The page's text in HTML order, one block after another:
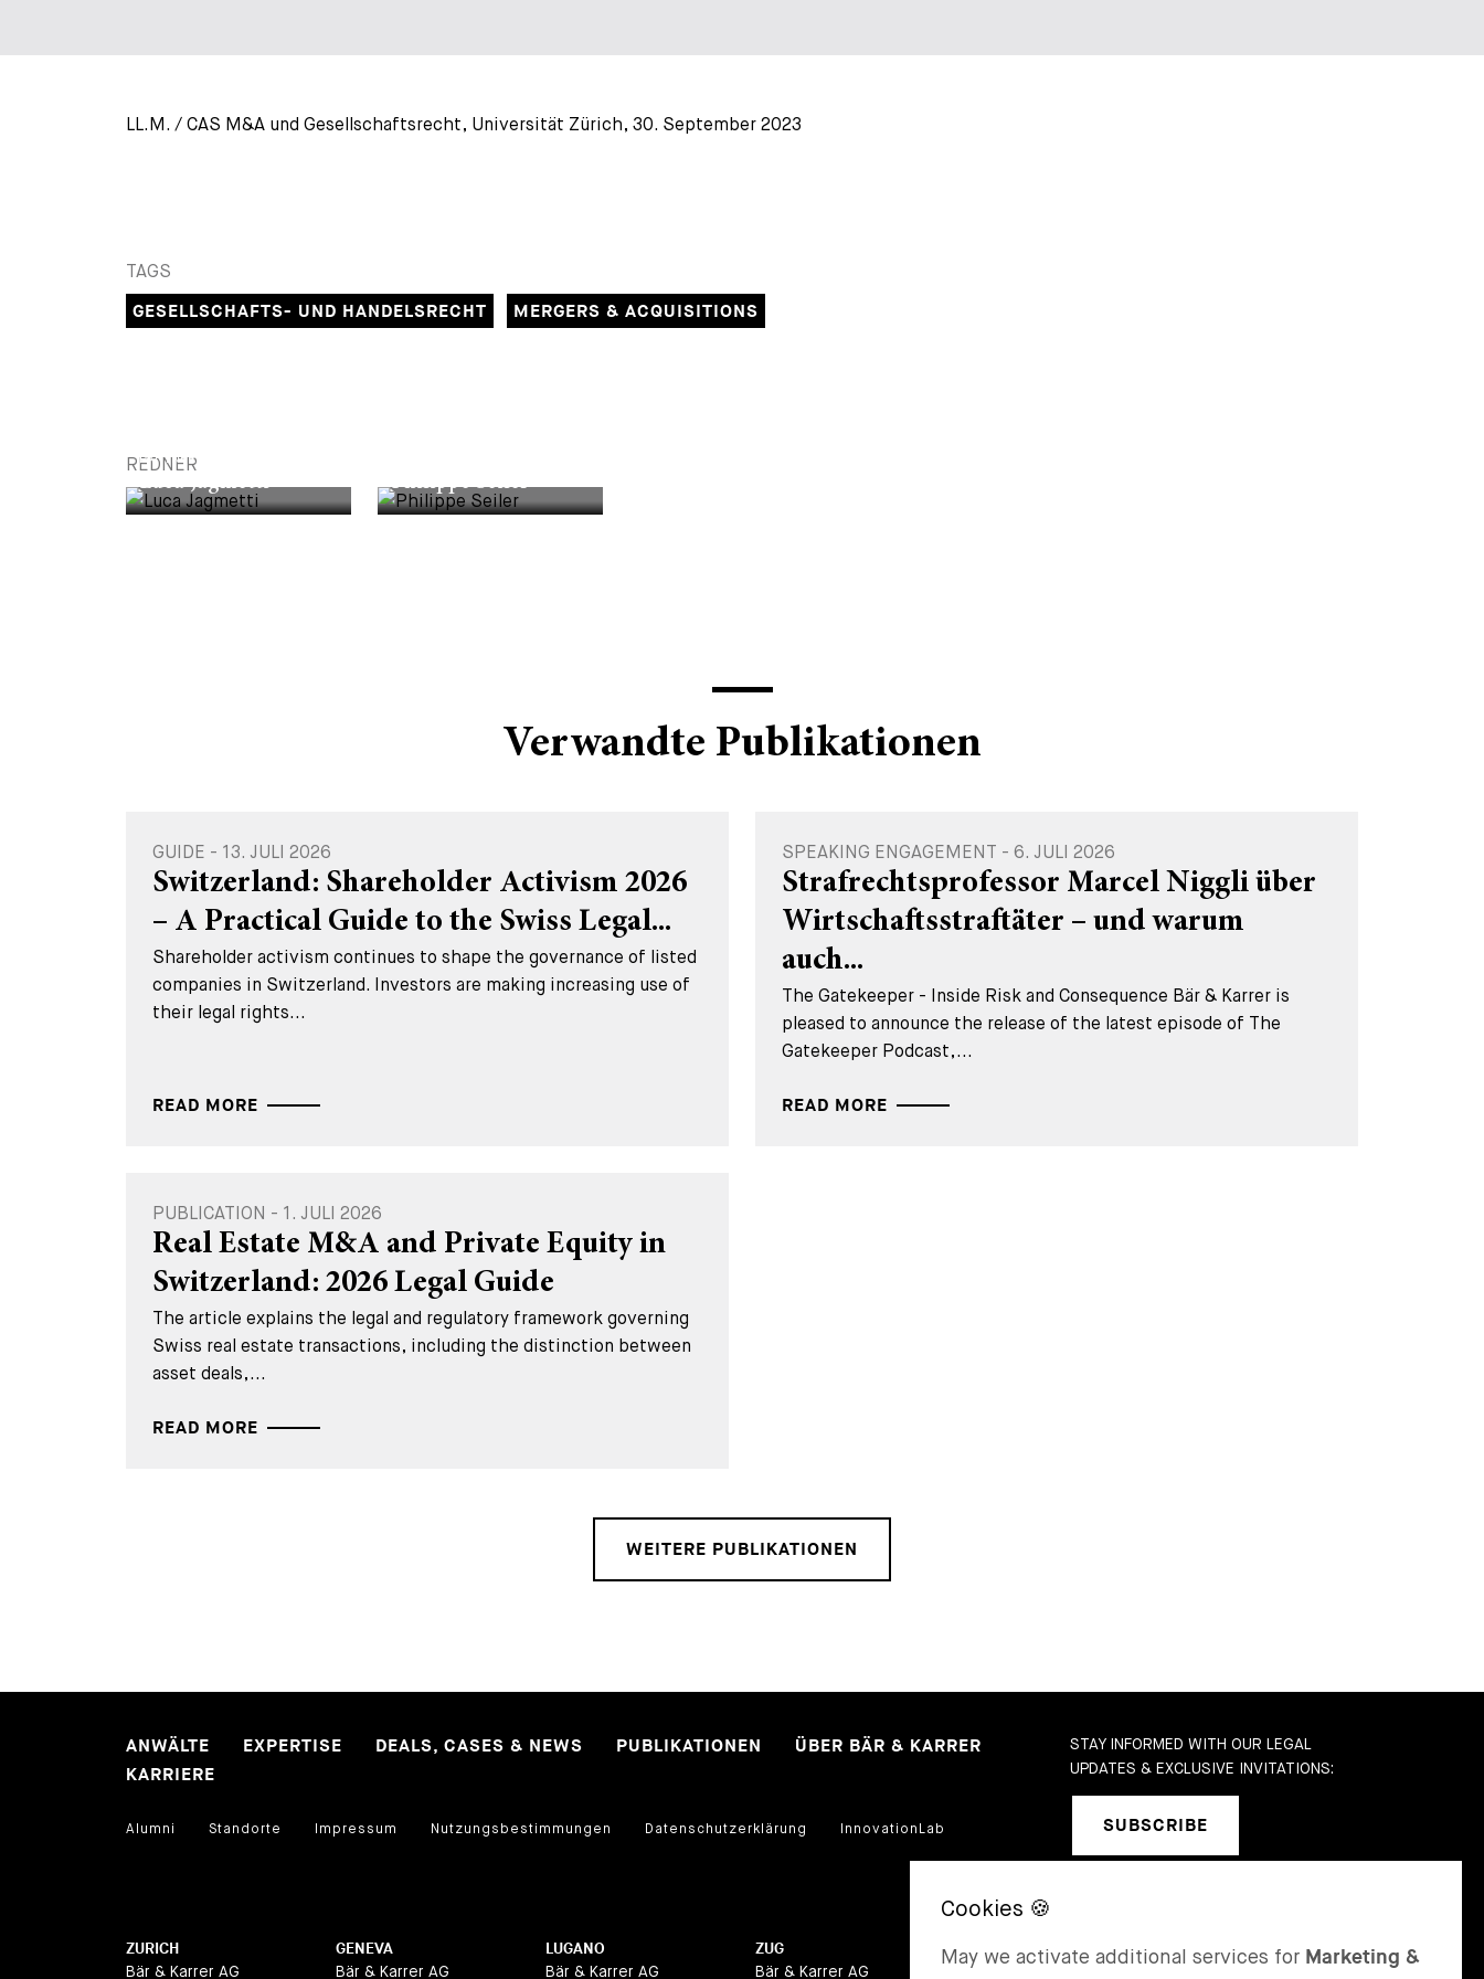
LL.M. / CAS M&A und Gesellschaftsrecht, Universität Zürich, 30. September 2023
TAGS
GESELLSCHAFTS- UND HANDELSRECHT
MERGERS & ACQUISITIONS
REDNER
PARTNER
Luca Jagmetti Philippe Seiler
Verwandte Publikationen
GUIDE - 13. JULI 2026
Switzerland: Shareholder Activism 2026
– A Practical Guide to the Swiss Legal...
Shareholder activism continues to shape the governance of listed
companies in Switzerland. Investors are making increasing use of
their legal rights...
READ MORE
SPEAKING ENGAGEMENT - 6. JULI 2026
Strafrechtsprofessor Marcel Niggli über
Wirtschaftsstraftäter – und warum
auch...
The Gatekeeper - Inside Risk and Consequence Bär & Karrer is
pleased to announce the release of the latest episode of The
Gatekeeper Podcast,...
READ MORE
PUBLICATION - 1. JULI 2026
Real Estate M&A and Private Equity in
Switzerland: 2026 Legal Guide
The article explains the legal and regulatory framework governing
Swiss real estate transactions, including the distinction between
asset deals,...
READ MORE
WEITERE PUBLIKATIONEN
ANWÄLTE EXPERTISE DEALS, CASES & NEWS PUBLIKATIONEN
ÜBER BÄR & KARRER
KARRIERE
Alumni Standorte Impressum Nutzungsbestimmungen Datenschutzerklärung InnovationLab
STAY INFORMED WITH OUR LEGAL
UPDATES & EXCLUSIVE INVITATIONS:
SUBSCRIBE
ZURICH
Bär & Karrer AG
GENEVA
Bär & Karrer AG
LUGANO
Bär & Karrer AG
ZUG
Bär & Karrer AG
BASEL
Bär & Karrer AG
ST MORITZ
May we activate additional services for Marketing &